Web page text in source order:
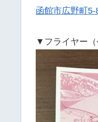
函館市広野町5-
▼フライヤー（